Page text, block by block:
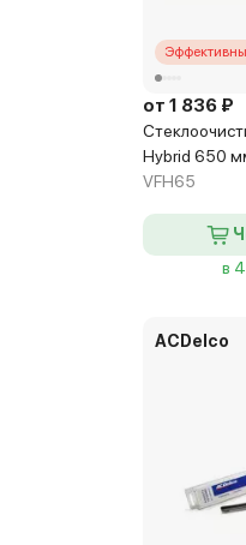
от 1 836 ₽
Hybrid 650
VFH65
в
ACDelco